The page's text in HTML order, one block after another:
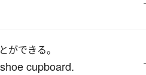
ができる。
cupboard.